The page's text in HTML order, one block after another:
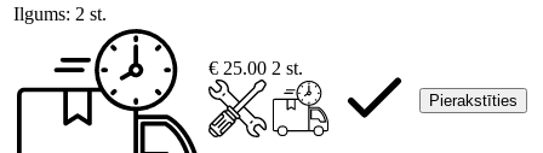
Ilgums: 2 st.
€ 25.00 2 st.
Pierakstīties